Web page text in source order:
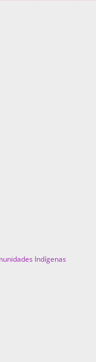
Indígenas